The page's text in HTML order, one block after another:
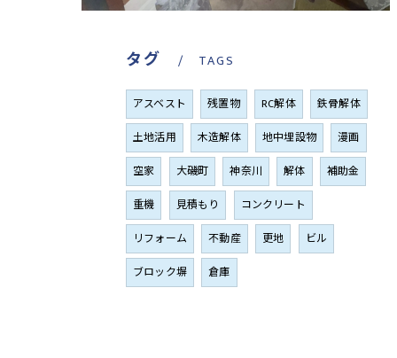
タグ TAGS
アスベスト 残置物 RC解体
鉄骨解体
土地活用
木造解体 地中埋設物
漫画
空家
大磯町 神奈川 解体
補助金
重機
見積もり
コンクリート
リフォーム
不動産 更地
ビル
ブロック塀
倉庫